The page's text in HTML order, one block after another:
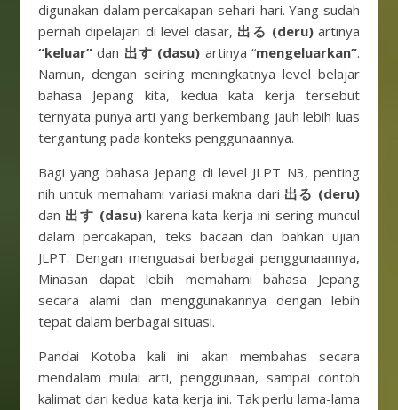
digunakan dalam percakapan sehari-hari. Yang sudah
pernah dipelajari di level dasar, 出る (deru)artinya
“keluar”dan 出す (dasu) artinya “mengeluarkan”.
Namun, dengan seiring meningkatnya level belajar
bahasa Jepang kita, kedua kata kerja tersebut
ternyata punya arti yang berkembang jauh lebih luas
tergantung pada konteks penggunaannya.
Bagi yang bahasa Jepang di level JLPT N3, penting
nih untuk memahami variasi makna dari 出る (deru)
dan 出す (dasu)karena kata kerja ini sering muncul
dalam percakapan, teks bacaan dan bahkan ujian
JLPT. Dengan menguasai berbagai penggunaannya,
Minasan dapat lebih memahami bahasa Jepang
secara alami dan menggunakannya dengan lebih
tepat dalam berbagai situasi.
Pandai Kotoba kali ini akan membahas secara
mendalam mulai arti, penggunaan, sampai contoh
kalimat dari kedua kata kerja ini. Tak perlu lama-lama